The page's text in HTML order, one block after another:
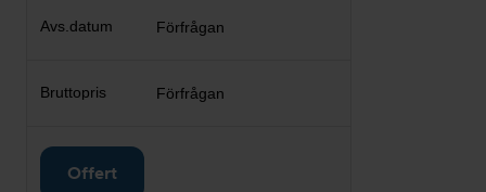
Förfrågan
Förfrågan
Offert